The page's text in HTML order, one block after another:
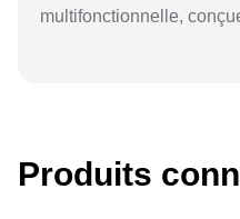
multifonctionnelle,
Produits